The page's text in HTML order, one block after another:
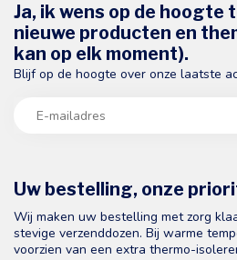
Uw bestelling, onze
Wij maken uw bestelling met zorg
stevige verzenddozen. Bij warme
voorzien van een extra thermo-
Ja, ik wens op de hoogte
nieuwe producten en
kan op elk moment).
Blijf op de hoogte over onze laatste